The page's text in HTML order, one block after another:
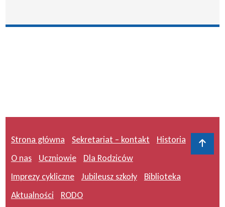
Strona główna Sekretariat – kontakt
Historia
O nas
Uczniowie
Dla Rodziców
Imprezy cykliczne
Jubileusz szkoły
Biblioteka
Aktualności
RODO
Do